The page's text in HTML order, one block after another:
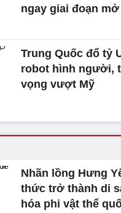
ngay giai đoạn mở
Trung Quốc đổ tỷ
robot hình người,
vọng vượt Mỹ
Nhãn lồng Hưng
thức trở thành di
hóa phi vật thể